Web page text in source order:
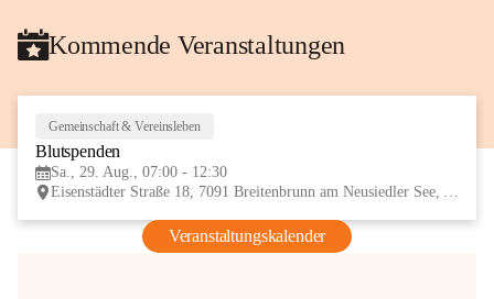
Kommende Veranstaltungen
Gemeinschaft & Vereinsleben
Blutspenden
Sa., 29. Aug., 07:00 - 12:30
Eisenstädter Straße 18, 7091 Breitenbrunn am Neusiedler See, AUT
Veranstaltungskalender